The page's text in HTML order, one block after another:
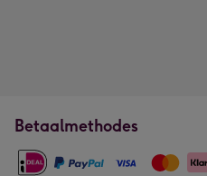
Betaalmethodes